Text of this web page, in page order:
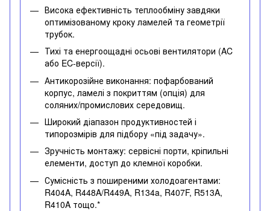
Висока ефективність теплообміну завдяки
оптимізованому кроку ламелей та геометрії
трубок.
Тихі та енергоощадні осьові вентилятори (AC
або EC-версії).
Антикорозійне виконання: пофарбований
корпус, ламелі з покриттям (опція) для
соляних/промислових середовищ.
Широкий діапазон продуктивностей і
типорозмірів для підбору «під задачу».
Зручність монтажу: сервісні порти, кріпильні
елементи, доступ до клемної коробки.
Сумісність з поширеними холодоагентами:
R404A, R448A/R449A, R134a, R407F, R513A,
R410A тощо.*